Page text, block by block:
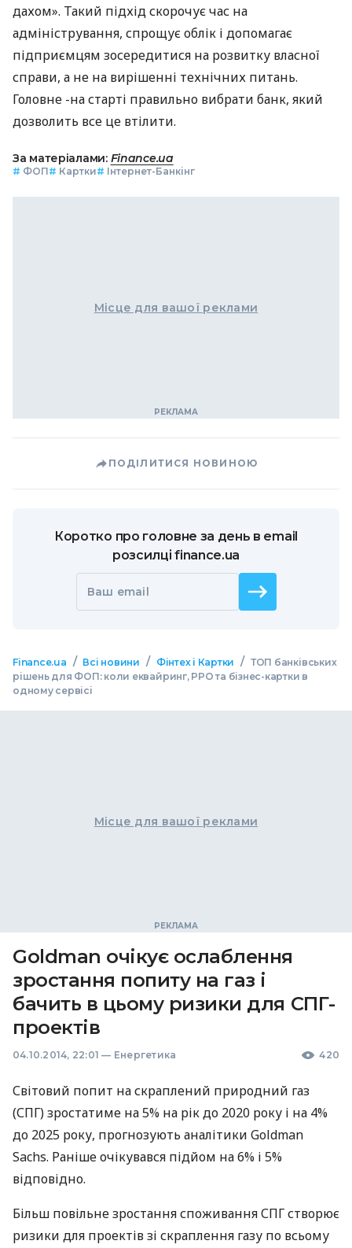
дахом». Такий підхід скорочує час на
адміністрування, спрощує облік і допомагає
підприємцям зосередитися на розвитку власної
справи, а не на вирішенні технічних питань.
Головне -на старті правильно вибрати банк, який
дозволить все це втілити.
За матеріалами: Finance.ua
# ФОП# Картки# Інтернет-Банкінг
Місце для вашої реклами
ПОДІЛИТИСЯ НОВИНОЮ
Коротко про головне за день в email
розсилці finance.ua
Ваш email
Finance.ua / Всі новини / Фінтех і Картки / ТОП банківських
рішень для ФОП: коли еквайринг, РРО та бізнес-картки в
одному сервісі
Місце для вашої реклами
Goldman очікує ослаблення
зростання попиту на газ і
бачить в цьому ризики для СПГ-
проектів
04.10.2014, 22:01 — Енергетика 420
Світовий попит на скраплений природний газ
(СПГ) зростатиме на 5% на рік до 2020 року і на 4%
до 2025 року, прогнозують аналітики Goldman
Sachs. Раніше очікувався підйом на 6% і 5%
відповідно.
Більш повільне зростання споживанняСПГстворює
ризики для проектів зі скраплення газу по всьому